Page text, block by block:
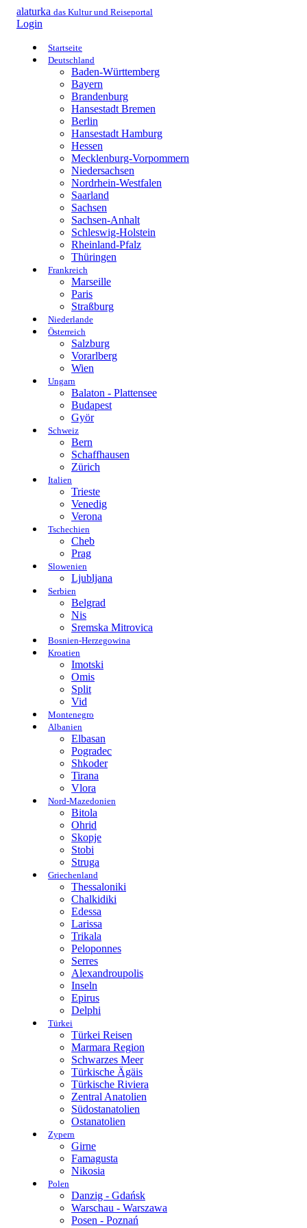
alaturka das Kultur und Reiseportal
Login
Startseite
Deutschland
Baden-Württemberg
Bayern
Brandenburg
Hansestadt Bremen
Berlin
Hansestadt Hamburg
Hessen
Mecklenburg-Vorpommern
Niedersachsen
Nordrhein-Westfalen
Saarland
Sachsen
Sachsen-Anhalt
Schleswig-Holstein
Rheinland-Pfalz
Thüringen
Frankreich
Marseille
Paris
Straßburg
Niederlande
Österreich
Salzburg
Vorarlberg
Wien
Ungarn
Balaton - Plattensee
Budapest
Györ
Schweiz
Bern
Schaffhausen
Zürich
Italien
Trieste
Venedig
Verona
Tschechien
Cheb
Prag
Slowenien
Ljubljana
Serbien
Belgrad
Nis
Sremska Mitrovica
Bosnien-Herzegowina
Kroatien
Imotski
Omis
Split
Vid
Montenegro
Albanien
Elbasan
Pogradec
Shkoder
Tirana
Vlora
Nord-Mazedonien
Bitola
Ohrid
Skopje
Stobi
Struga
Griechenland
Thessaloniki
Chalkidiki
Edessa
Larissa
Trikala
Peloponnes
Serres
Alexandroupolis
Inseln
Epirus
Delphi
Türkei
Türkei Reisen
Marmara Region
Schwarzes Meer
Türkische Ägäis
Türkische Riviera
Zentral Anatolien
Südostanatolien
Ostanatolien
Zypern
Girne
Famagusta
Nikosia
Polen
Danzig - Gdańsk
Warschau - Warszawa
Posen - Poznań